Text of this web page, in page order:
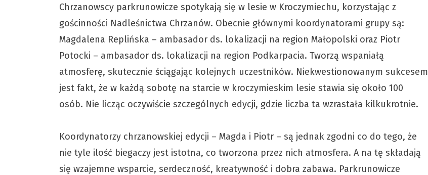
Chrzanowscy parkrunowicze spotykają się w lesie w Kroczymiechu, korzystając z
gościnności Nadleśnictwa Chrzanów. Obecnie głównymi koordynatorami grupy są:
Magdalena Replińska – ambasador ds. lokalizacji na region Małopolski oraz Piotr
Potocki – ambasador ds. lokalizacji na region Podkarpacia. Tworzą wspaniałą
atmosferę, skutecznie ściągając kolejnych uczestników. Niekwestionowanym sukcesem
jest fakt, że w każdą sobotę na starcie w kroczymieskim lesie stawia się około 100
osób. Nie licząc oczywiście szczególnych edycji, gdzie liczba ta wzrastała kilkukrotnie.
Koordynatorzy chrzanowskiej edycji – Magda i Piotr – są jednak zgodni co do tego, że
nie tyle ilość biegaczy jest istotna, co tworzona przez nich atmosfera. A na tę składają
się wzajemne wsparcie, serdeczność, kreatywność i dobra zabawa. Parkrunowicze